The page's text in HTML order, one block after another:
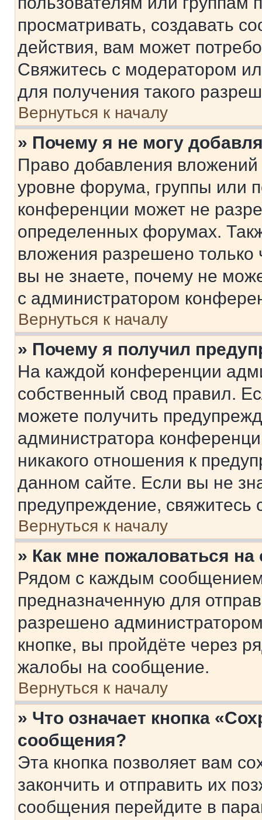
просматривать, создавать
действия, вам может
Свяжитесь с модератором
для получения такого
Вернуться к началу
» Почему я не могу
Право добавления
уровне форума, группы или
конференции может не
определенных форумах.
вложения разрешено
вы не знаете, почему не
с администратором
Вернуться к началу
» Почему я получил
На каждой конференции
собственный свод правил.
можете получить
администратора
никакого отношения к
данном сайте. Если вы не
предупреждение,
Вернуться к началу
» Как мне пожаловаться
Рядом с каждым сообщением
предназначенную для
разрешено
кнопке, вы пройдёте через
жалобы на сообщение.
Вернуться к началу
» Что означает кнопка
сообщения?
Эта кнопка позволяет вам
закончить и отправить их
сообщения перейдите в